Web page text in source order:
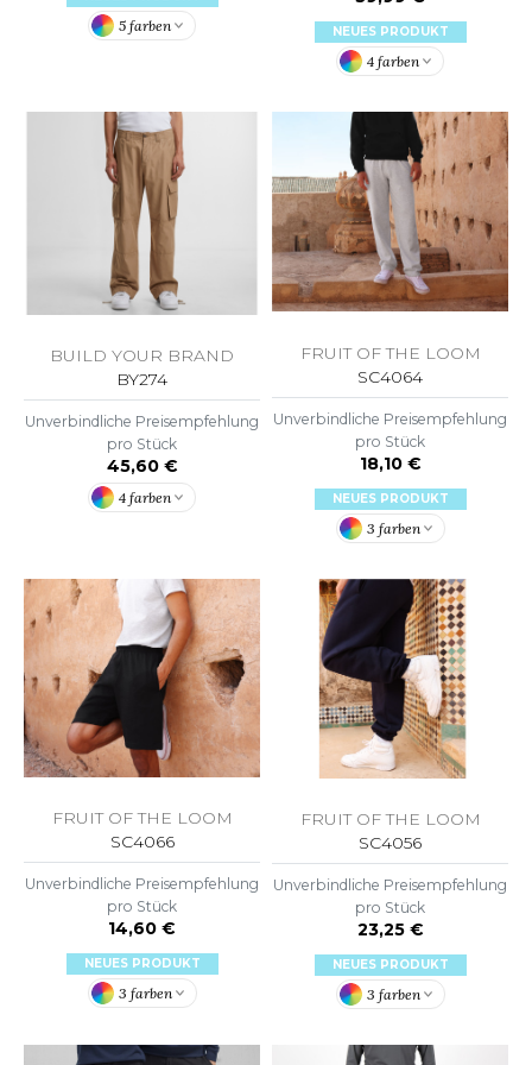
UND JACKEN
HOODS
SERIE
GEN
MORNING STUDIOS
SEGURIDAD
5 farben NEUES PRODUKT
4 farben
BUILD YOUR BRAND
BY274
Unverbindliche Preisempfehlung
pro Stück
45,60 €
4 farben
FRUIT OF THE LOOM
SC4064
Unverbindliche Preisempfehlung
pro Stück
18,10 €
NEUES PRODUKT
3 farben
FRUIT OF THE LOOM
SC4066
Unverbindliche Preisempfehlung
pro Stück
14,60 €
NEUES PRODUKT
3 farben
FRUIT OF THE LOOM
SC4056
Unverbindliche Preisempfehlung
pro Stück
23,25 €
NEUES PRODUKT
3 farben